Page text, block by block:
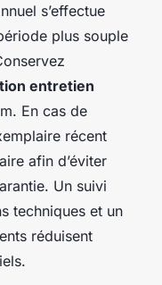
s’effectue
plus souple
entretien
En cas de
récent
afin d’éviter
Un suivi
techniques et un
réduisent